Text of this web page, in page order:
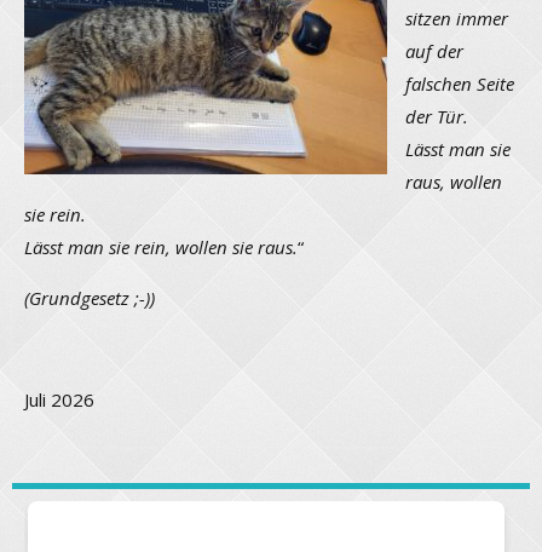
sitzen immer
auf der
falschen Seite
der Tür.
Lässt man sie
raus, wollen
sie rein.
Lässt man sie rein, wollen sie raus.“
(Grundgesetz ;-))
Juli 2026